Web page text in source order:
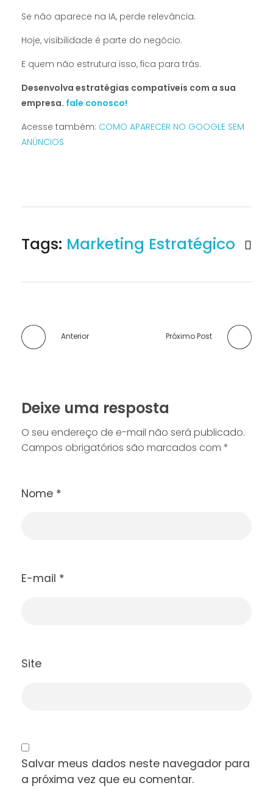
Se não aparece na IA, perde relevância.
Hoje, visibilidade é parte do negócio.
E quem não estrutura isso, fica para trás.
Desenvolva estratégias compatíveis com a sua
empresa. fale conosco!
Acesse também: COMO APARECER NO GOOGLE SEM
ANÚNCIOS
Tags: Marketing Estratégico
Anterior Próximo Post
Deixe uma resposta
O seu endereço de e-mail não será publicado.
Campos obrigatórios são marcados com *
Nome *
E-mail *
Site
Salvar meus dados neste navegador para
a próxima vez que eu comentar.